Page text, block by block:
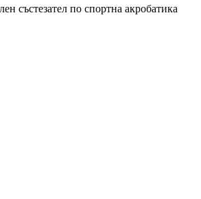
състезател по спортна акробатика